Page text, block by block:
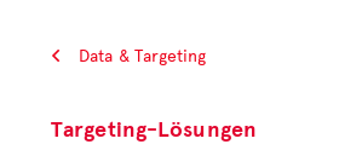
Data & Targeting
Targeting-Lösungen